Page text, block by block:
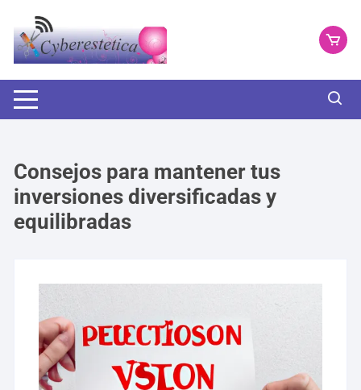
contenido
Consejos para mantener tus
inversiones diversificadas y
equilibradas